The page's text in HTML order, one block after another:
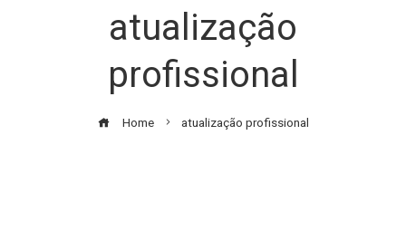
atualização
profissional
Home atualização profissional